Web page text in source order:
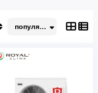
популярные